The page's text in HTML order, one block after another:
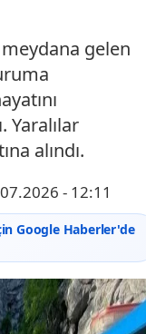
gelen
Yaralılar
alındı.
- 12:11
Google Haberler'de